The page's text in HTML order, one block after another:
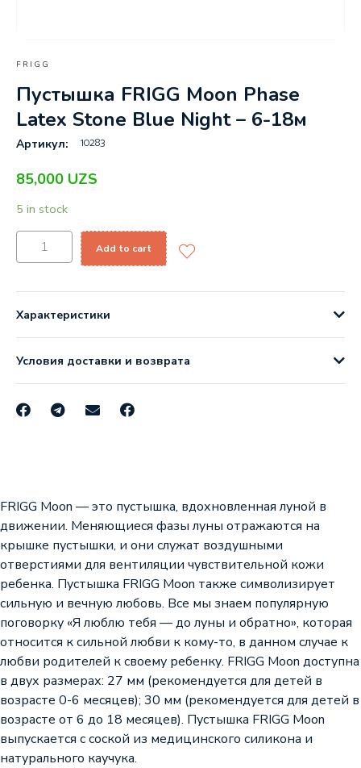
FRIGG
Пустышка FRIGG Moon Phase
Latex Stone Blue Night – 6-18м
Артикул: 10283
85,000 UZS
5 in stock
Add to cart
Характеристики
Условия доставки и возврата
FRIGG Moon — это пустышка, вдохновленная луной в
движении. Меняющиеся фазы луны отражаются на
крышке пустышки, и они служат воздушными
отверстиями для вентиляции чувствительной кожи
ребенка. Пустышка FRIGG Moon также символизирует
сильную и вечную любовь. Все мы знаем популярную
поговорку «Я люблю тебя — до луны и обратно», которая
относится к сильной любви к кому-то, в данном случае к
любви родителей к своему ребенку. FRIGG Moon доступна
в двух размерах: 27 мм (рекомендуется для детей в
возрасте 0-6 месяцев); 30 мм (рекомендуется для детей в
возрасте от 6 до 18 месяцев). Пустышка FRIGG Moon
выпускается с соской из медицинского силикона и
натурального каучука.